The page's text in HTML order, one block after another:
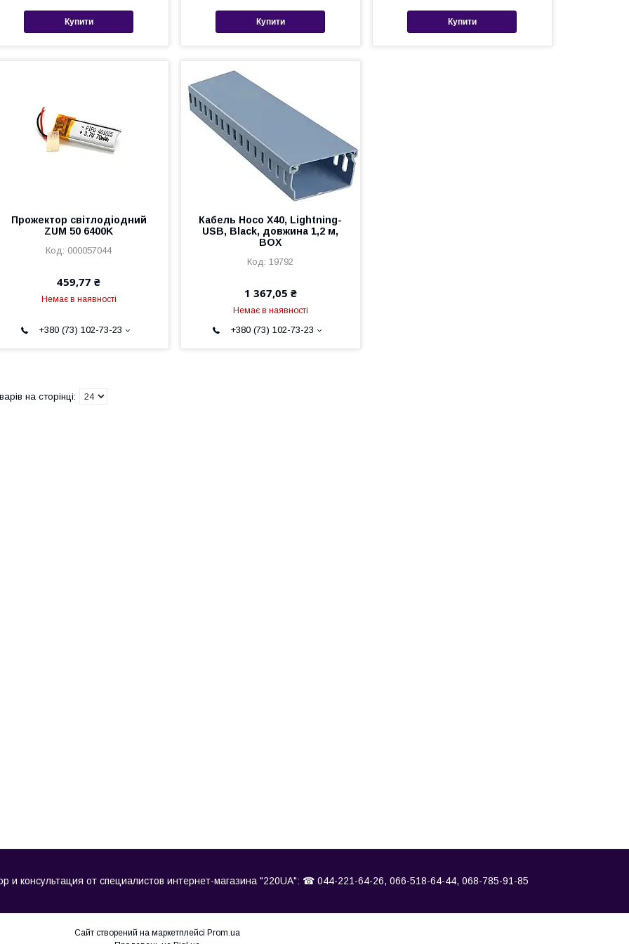
Купити Купити Купити
Прожектор світлодіодний
ZUM 50 6400K
000057044
459,77 ₴
Немає в наявності
+380 (73) 102-73-23
Кабель Hoco X40, Lightning-
USB, Black, довжина 1,2 м,
BOX
19792
1 367,05 ₴
Немає в наявності
+380 (73) 102-73-23
и консультация от специалистов интернет-магазина "220UA": ☎ 044-221-64-26, 066-518-64-44, 068-785-91-85
Сайт створений на маркетплейсі Prom.ua